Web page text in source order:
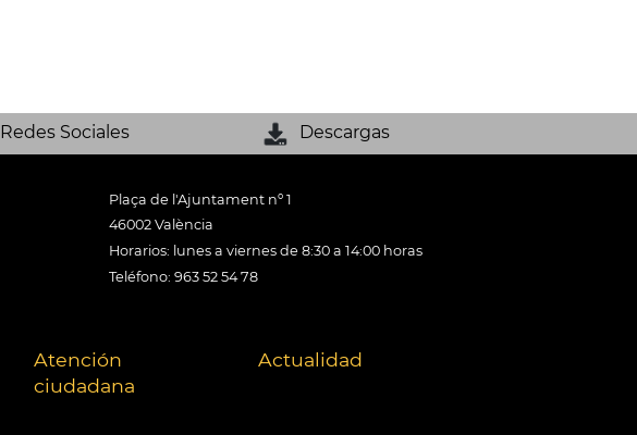
Redes Sociales Descargas
Plaça de l'Ajuntament nº 1
46002 València
Horarios: lunes a viernes de 8:30 a 14:00 horas
Teléfono: 963 52 54 78
Atención
ciudadana
Actualidad